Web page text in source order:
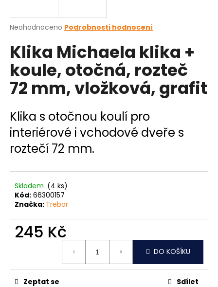
Průměrné
produktu
je
0,0
5
hvězdiček.
Neohodnoceno Podrobnosti hodnocení
Klika Michaela klika +
koule, otočná, rozteč
72 mm, vložková, grafit
Klika s otočnou koulí pro
interiérové i vchodové dveře s
roztečí 72 mm.
Skladem (4 ks)
Kód: 66300157
Značka: Trebor
245 Kč
DO KOŠÍKU
Zeptat se Sdílet
j
t
?
HLEDAT
D
o
u
č
u
e